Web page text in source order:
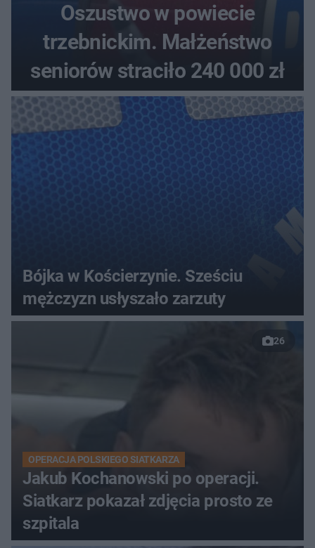
Oszustwo w powiecie
trzebnickim. Małżeństwo
seniorów straciło 240 000 zł
Bójka w Kościerzynie. Sześciu
mężczyzn usłyszało zarzuty
26
OPERACJA POLSKIEGO SIATKARZA
Jakub Kochanowski po operacji.
Siatkarz pokazał zdjęcia prosto ze
szpitala